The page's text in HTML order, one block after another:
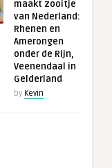
maakt zooitje
van Nederland:
Rhenen en
Amerongen
onder de Rijn,
Veenendaal in
Gelderland
by Kevin